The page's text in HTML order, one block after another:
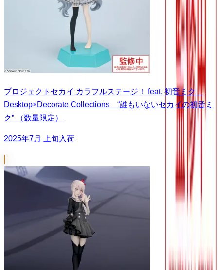
プロジェクトセカイ カラフルステージ！ feat. 初音ミク
Desktop×Decorate Collections “誰もいないセカイの初音ミ
ク” （数量限定）
2025年7月 上旬入荷